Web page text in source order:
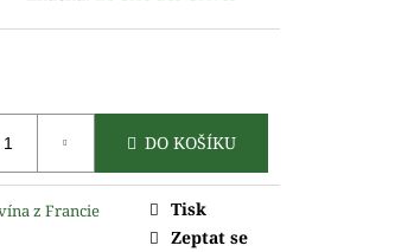
DO KOŠÍKU
z Francie
Tisk
Zeptat se